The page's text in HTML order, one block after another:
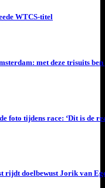
WTCS-titel
met deze trisuits ben
foto tijdens race: ‘Dit is de
rijdt doelbewust Jorik van